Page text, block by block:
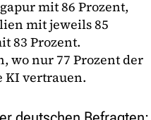
mit 86 Prozent,
mit jeweils 85
83 Prozent.
wo nur 77 Prozent der
KI vertrauen.